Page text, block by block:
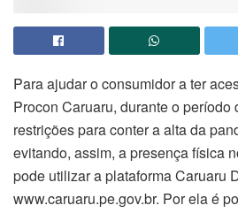
Para ajudar o consumidor a ter
Procon Caruaru, durante o
restrições para conter a alta da
evitando, assim, a presença física
pode utilizar a plataforma Caruaru
www.caruaru.pe.gov.br. Por ela é